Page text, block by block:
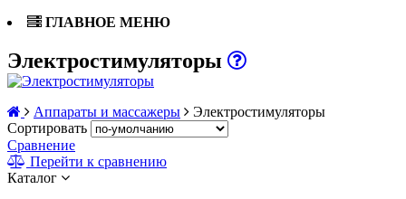
ГЛАВНОЕ МЕНЮ
Электростимуляторы
Аппараты и массажеры
Электростимуляторы
Сортировать
Сравнение
Перейти к сравнению
Каталог